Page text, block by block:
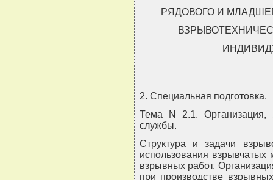
РЯДОВОГО И
2. Специальная подготовка.
Тема N 2.1. Организация,
службы.
Структура и задачи
использования
взрывных работ.
при производстве